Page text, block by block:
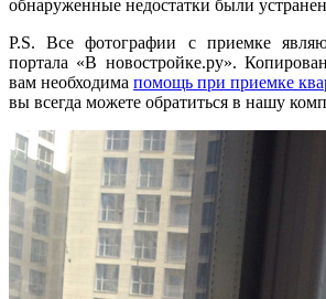
обнаруженные недостатки были
P.S. Все фотографии с приемке
портала «В новостройке.ру».
вам необходима помощь при приемке
вы всегда можете обратиться в нашу